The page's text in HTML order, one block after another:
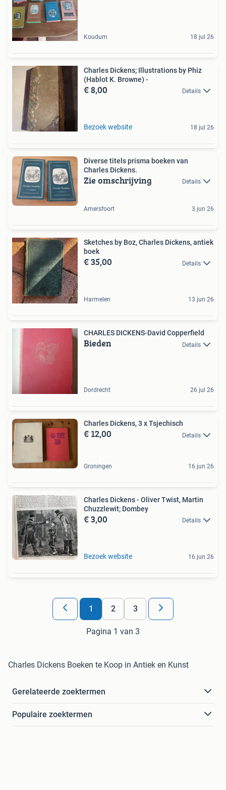
Koudum 18 jul 26
Charles Dickens; Illustrations by Phiz
(Hablot K. Browne) -
€ 8,00 Details
Bezoek website 18 jul 26
Diverse titels prisma boeken van
Charles Dickens.
Zie omschrijving Details
Amersfoort 3 jun 26
Sketches by Boz, Charles Dickens, antiek
boek
€ 35,00 Details
Harmelen 13 jun 26
CHARLES DICKENS-David Copperfield
Bieden Details
Dordrecht 26 jul 26
Charles Dickens, 3 x Tsjechisch
€ 12,00 Details
Groningen 16 jun 26
Charles Dickens - Oliver Twist, Martin
Chuzzlewit; Dombey
€ 3,00 Details
Bezoek website 16 jun 26
1 2 3
Pagina 1 van 3
Charles Dickens Boeken te Koop in Antiek en Kunst
Gerelateerde zoektermen
Populaire zoektermen